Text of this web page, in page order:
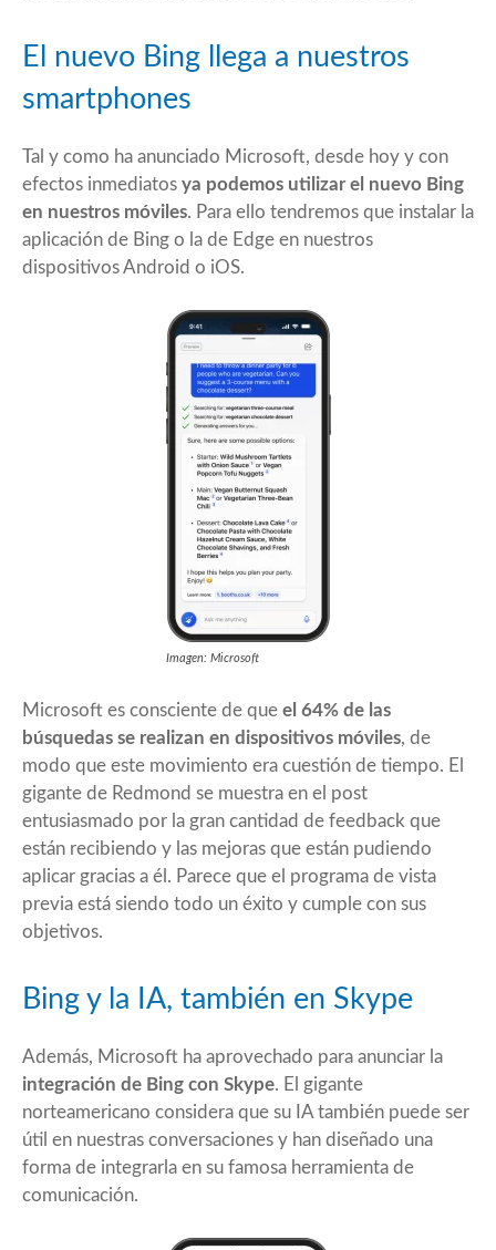
El nuevo Bing llega a nuestros
smartphones
Tal y como ha anunciado Microsoft, desde hoy y con
efectos inmediatos ya podemos utilizar el nuevo Bing
en nuestros móviles. Para ello tendremos que instalar la
aplicación de Bing o la de Edge en nuestros
dispositivos Android o iOS.
Imagen: Microsoft
Microsoft es consciente de que el 64% de las
búsquedas se realizan en dispositivos móviles, de
modo que este movimiento era cuestión de tiempo. El
gigante de Redmond se muestra en el post
entusiasmado por la gran cantidad de feedback que
están recibiendo y las mejoras que están pudiendo
aplicar gracias a él. Parece que el programa de vista
previa está siendo todo un éxito y cumple con sus
objetivos.
Bing y la IA, también en Skype
Además, Microsoft ha aprovechado para anunciar la
integración de Bing con Skype. El gigante
norteamericano considera que su IA también puede ser
útil en nuestras conversaciones y han diseñado una
forma de integrarla en su famosa herramienta de
comunicación.